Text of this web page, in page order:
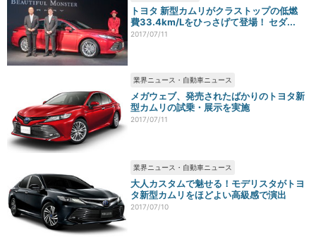
トヨタ 新型カムリがクラストップの低燃
費33.4km/Lをひっさげて登場！ セダ...
2017/07/11
業界ニュース・自動車ニュース
メガウェブ、発売されたばかりのトヨタ新
型カムリの試乗・展示を実施
2017/07/11
業界ニュース・自動車ニュース
大人カスタムで魅せる！モデリスタがトヨ
タ新型カムリをほどよい高級感で演出
2017/07/10